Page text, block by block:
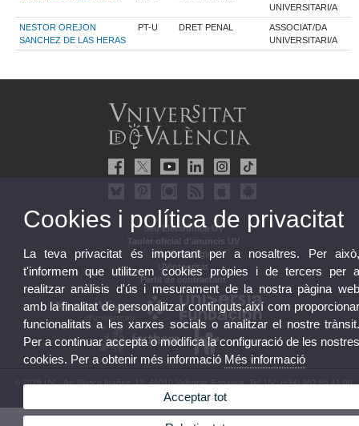
UNIVERSITARI/A
NESTOR OREJON
SANCHEZ DE LAS HERAS
PT-U DRET PENAL
ASSOCIAT/DA
UNIVERSITARI/A
Seu Electrònica UV
Tauler oficial d'anuncis UV
Pla Estratègic
UVintegritat
Perfil de contractant
© 2026 UV. - Av. Blasco Ibáñez, 13. 46010 València. Espanya. Tel. UV: (+34) 963 86 41 00
Política privacitat|Cookies
Cookies i política de privacitat
La teva privacitat és important per a nosaltres. Per
t'informem que utilitzem cookies pròpies i de tercers per
realitzar anàlisis d'ús i mesurament de la nostra pàgina
amb la finalitat de personalitzar continguts,així com
funcionalitats a les xarxes socials o analitzar el nostre
Per a continuar accepta o modifica la configuració de les
cookies. Per a obtenir més informació Més informació
Acceptar tot